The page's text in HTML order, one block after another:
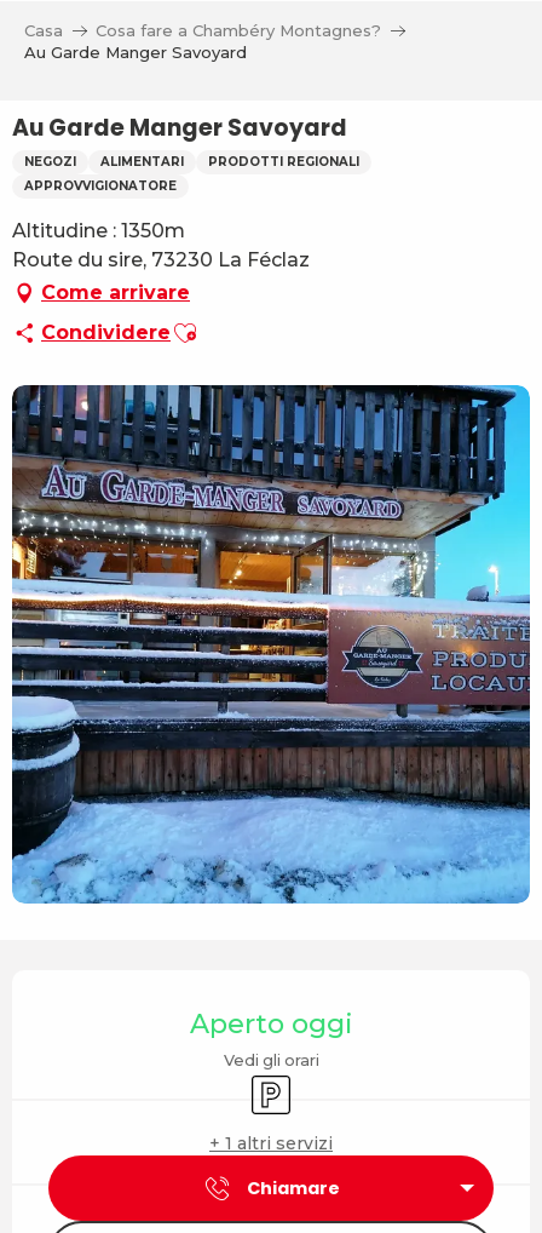
Casa
Cosa fare a Chambéry Montagnes?
Au Garde Manger Savoyard
Au Garde Manger Savoyard
NEGOZI ALIMENTARI
PRODOTTI REGIONALI
APPROVVIGIONATORE
Altitudine : 1350m
Route du sire, 73230 La Féclaz
Come arrivare
Condividere Ajouter aux favoris
Aperto oggi
Vedi gli orari
Parcheggio
+ 1 altri servizi
Chiamare